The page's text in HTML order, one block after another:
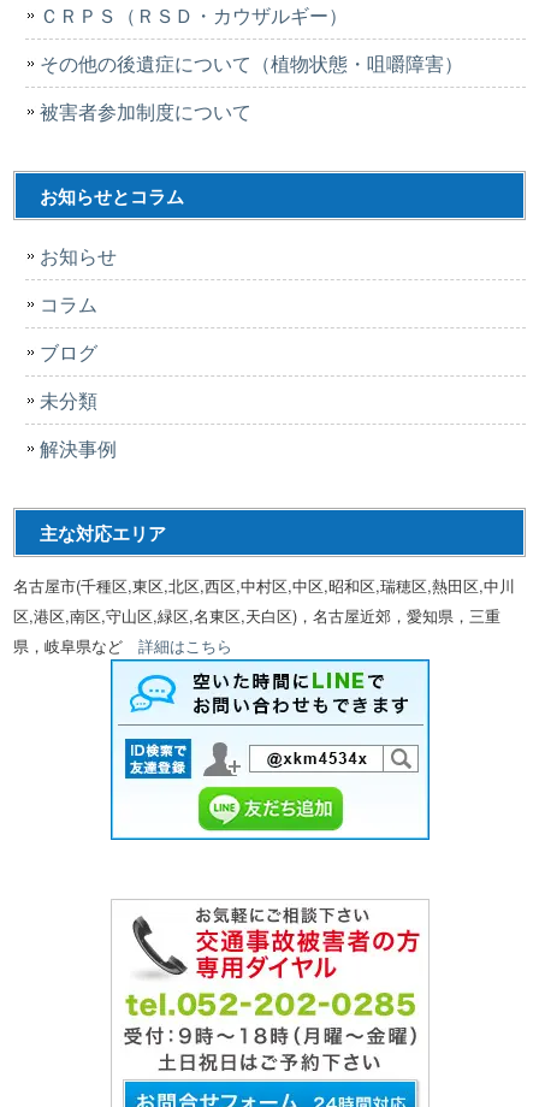
ＣＲＰＳ（ＲＳＤ・カウザルギー）
その他の後遺症について（植物状態・咀嚼障害）
被害者参加制度について
お知らせとコラム
お知らせ
コラム
ブログ
未分類
解決事例
主な対応エリア
名古屋市(千種区,東区,北区,西区,中村区,中区,昭和区,瑞穂区,熱田区,中川
区,港区,南区,守山区,緑区,名東区,天白区)，名古屋近郊，愛知県，三重
県，岐阜県など詳細はこちら